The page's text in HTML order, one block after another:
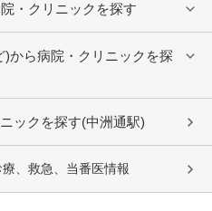
・クリニックを探す
から病院・クリニックを探
ックを探す(中洲通駅)
、救急、当番医情報